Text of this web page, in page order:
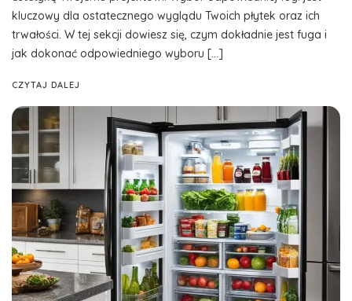
kluczowy dla ostatecznego wyglądu Twoich płytek oraz ich
trwałości. W tej sekcji dowiesz się, czym dokładnie jest fuga i
jak dokonać odpowiedniego wyboru […]
CZYTAJ DALEJ